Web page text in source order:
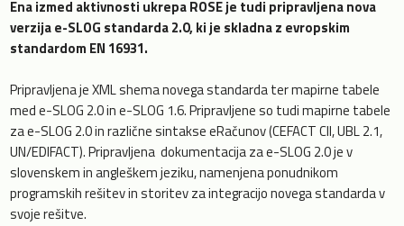
Ena izmed aktivnosti ukrepa ROSE je tudi pripravljena nova
verzija e-SLOG standarda 2.0, ki je skladna z evropskim
standardom EN 16931.
Pripravljena je XML shema novega standarda ter mapirne tabele
med e-SLOG 2.0 in e-SLOG 1.6. Pripravljene so tudi mapirne tabele
za e-SLOG 2.0 in različne sintakse eRačunov (CEFACT CII, UBL 2.1,
UN/EDIFACT). Pripravljena dokumentacija za e-SLOG 2.0 je v
slovenskem in angleškem jeziku, namenjena ponudnikom
programskih rešitev in storitev za integracijo novega standarda v
svoje rešitve.